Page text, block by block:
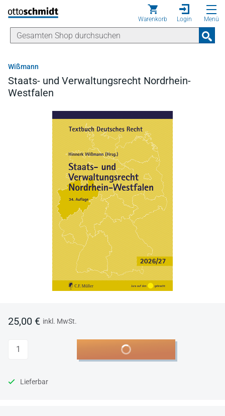
Direkt zum Inhalt
Warenkorb Login Menü
Wißmann
Staats- und Verwaltungsrecht Nordrhein-
Westfalen
25,00 € inkl. MwSt.
Anzahl In den Warenkorb
Lieferbar